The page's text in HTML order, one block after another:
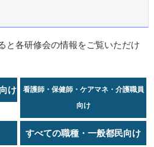
と各研修会の情報をご覧いただけ
け
看護師・保健師・ケアマネ・介護職員
向け
すべての職種・一般都民向け